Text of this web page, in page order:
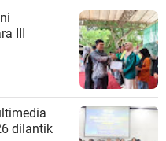
III
dilantik